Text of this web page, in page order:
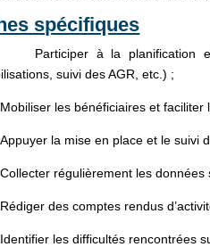
spécifiques
à la planification et à
suivi des AGR, etc.) ;
les bénéficiaires et faciliter
la mise en place et le suivi
régulièrement les données
des comptes rendus
les difficultés rencontrées